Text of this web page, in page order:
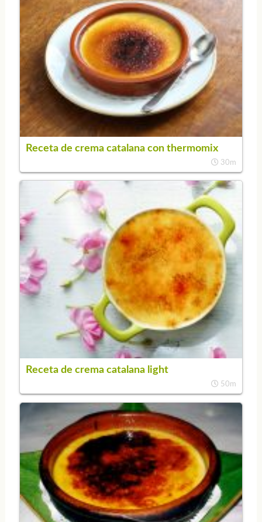
Receta de crema catalana con thermomix
30m
Receta de crema catalana light
50m